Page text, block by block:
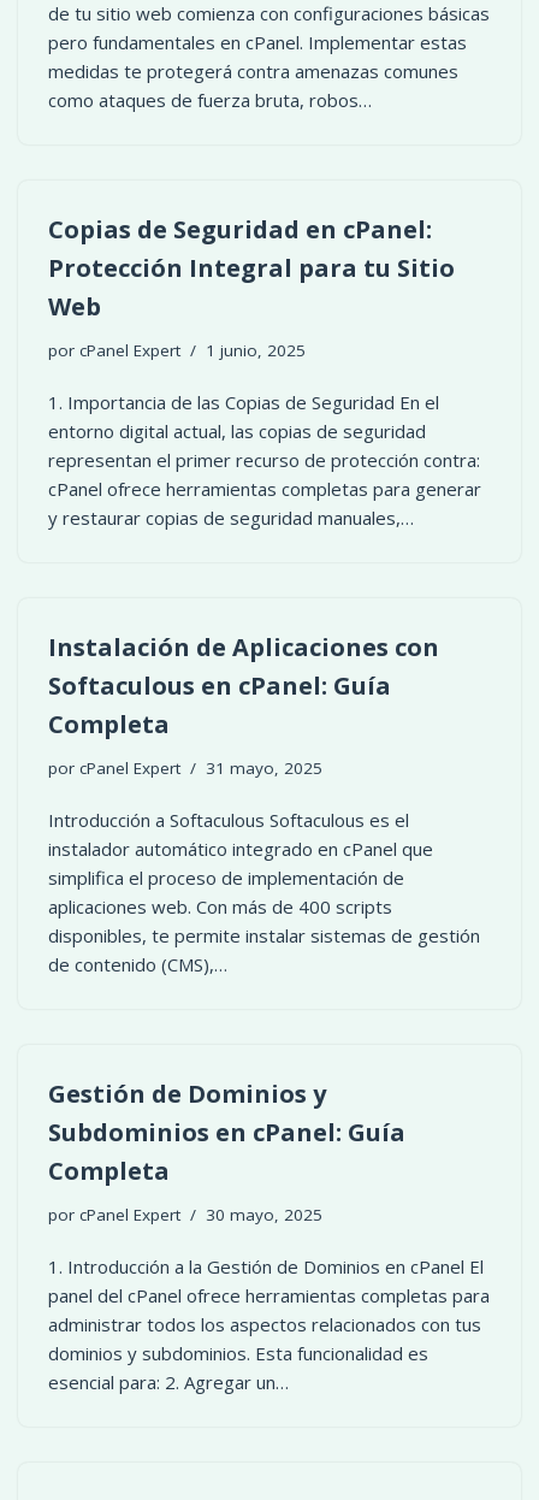
de tu sitio web comienza con configuraciones básicas
pero fundamentales en cPanel. Implementar estas
medidas te protegerá contra amenazas comunes
como ataques de fuerza bruta, robos…
Copias de Seguridad en cPanel:
Protección Integral para tu Sitio
Web
por cPanel Expert 1 junio, 2025
1. Importancia de las Copias de Seguridad En el
entorno digital actual, las copias de seguridad
representan el primer recurso de protección contra:
cPanel ofrece herramientas completas para generar
y restaurar copias de seguridad manuales,…
Instalación de Aplicaciones con
Softaculous en cPanel: Guía
Completa
por cPanel Expert 31 mayo, 2025
Introducción a Softaculous Softaculous es el
instalador automático integrado en cPanel que
simplifica el proceso de implementación de
aplicaciones web. Con más de 400 scripts
disponibles, te permite instalar sistemas de gestión
de contenido (CMS),…
Gestión de Dominios y
Subdominios en cPanel: Guía
Completa
por cPanel Expert 30 mayo, 2025
1. Introducción a la Gestión de Dominios en cPanel El
panel del cPanel ofrece herramientas completas para
administrar todos los aspectos relacionados con tus
dominios y subdominios. Esta funcionalidad es
esencial para: 2. Agregar un…